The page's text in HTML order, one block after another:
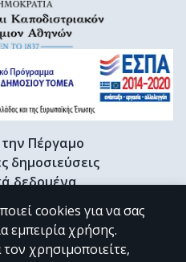
Πέργαμο
δημοσιεύσεις
δεδομένα
& Γκρίζα βιβλιογραφία
cookies για να σας
εμπειρία χρήσης.
χρησιμοποιείτε,